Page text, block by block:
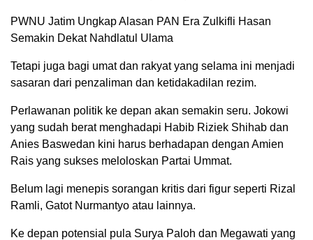
PWNU Jatim Ungkap Alasan PAN Era Zulkifli Hasan
Semakin Dekat Nahdlatul Ulama
Tetapi juga bagi umat dan rakyat yang selama ini menjadi
sasaran dari penzaliman dan ketidakadilan rezim.
Perlawanan politik ke depan akan semakin seru. Jokowi
yang sudah berat menghadapi Habib Riziek Shihab dan
Anies Baswedan kini harus berhadapan dengan Amien
Rais yang sukses meloloskan Partai Ummat.
Belum lagi menepis sorangan kritis dari figur seperti Rizal
Ramli, Gatot Nurmantyo atau lainnya.
Ke depan potensial pula Surya Paloh dan Megawati yang